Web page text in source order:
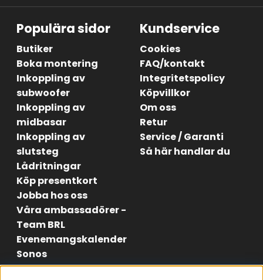
Populära sidor
Butiker
Boka montering
Inkoppling av
subwoofer
Inkoppling av
midbasar
Inkoppling av
slutsteg
Lådritningar
Köp presentkort
Jobba hos oss
Våra ambassadörer -
Team BRL
Evenemangskalender
Sonos
Kundservice
Cookies
FAQ/kontakt
Integritetspolicy
Köpvillkor
Om oss
Retur
Service / Garanti
Så här handlar du